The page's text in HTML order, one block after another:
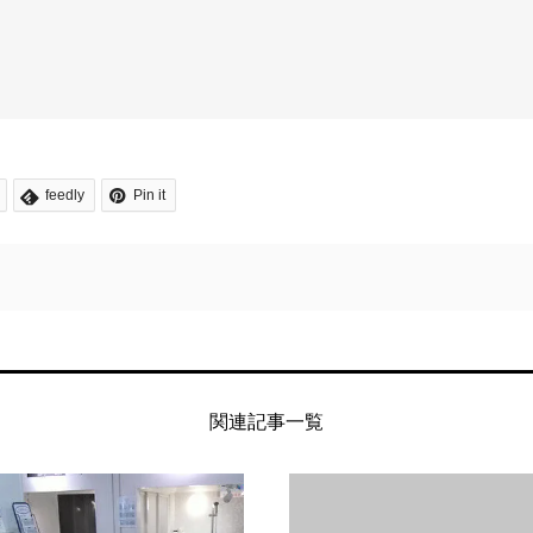
feedly Pin it
関連記事一覧